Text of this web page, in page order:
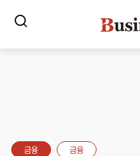
금융 금융